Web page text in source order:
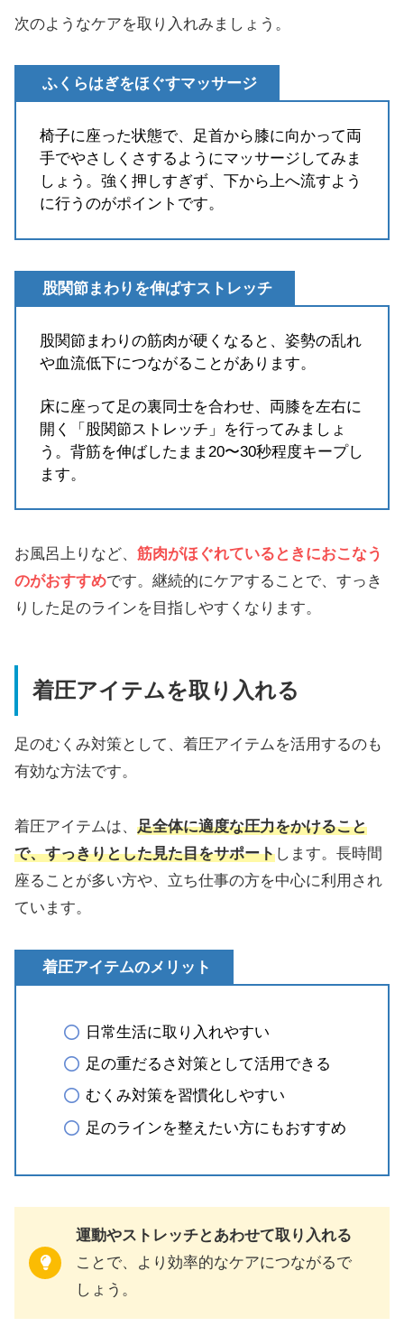
次のようなケアを取り入れみましょう。
ふくらはぎをほぐすマッサージ
椅子に座った状態で、足首から膝に向かって両
手でやさしくさするようにマッサージしてみま
しょう。強く押しすぎず、下から上へ流すよう
に行うのがポイントです。
股関節まわりを伸ばすストレッチ
股関節まわりの筋肉が硬くなると、姿勢の乱れ
や血流低下につながることがあります。
床に座って足の裏同士を合わせ、両膝を左右に
開く「股関節ストレッチ」を行ってみましょ
う。背筋を伸ばしたまま20〜30秒程度キープし
ます。
お風呂上りなど、 筋肉がほぐれているときにおこなう
のがおすすめです。継続的にケアすることで、すっき
りした足のラインを目指しやすくなります。
着圧アイテムを取り入れる
足のむくみ対策として、着圧アイテムを活用するのも
有効な方法です。
着圧アイテムは、 足全体に適度な圧力をかけること
で、すっきりとした見た目をサポートします。長時間
座ることが多い方や、立ち仕事の方を中心に利用され
ています。
着圧アイテムのメリット
日常生活に取り入れやすい
足の重だるさ対策として活用できる
むくみ対策を習慣化しやすい
足のラインを整えたい方にもおすすめ
運動やストレッチとあわせて取り入れる
ことで、より効率的なケアにつながるで
しょう。